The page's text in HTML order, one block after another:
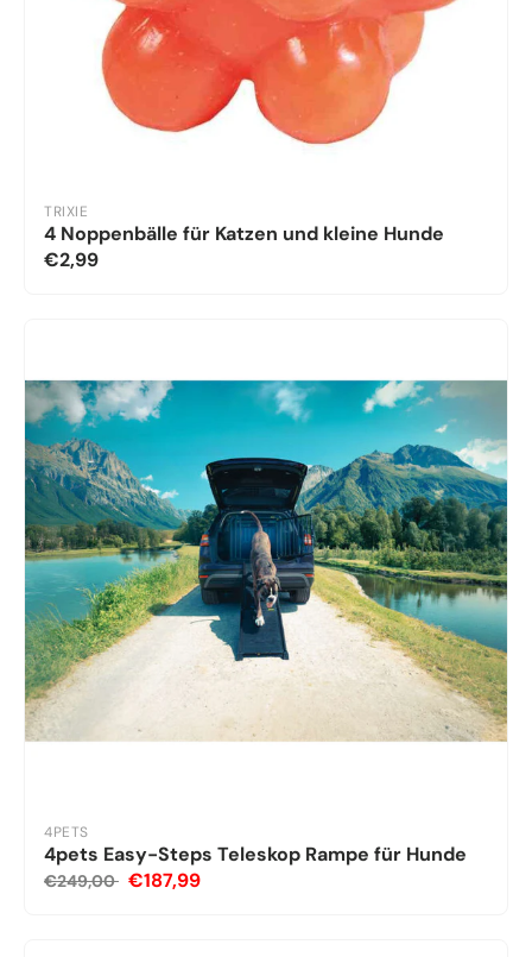
TRIXIE
4 Noppenbälle für Katzen und kleine Hunde
€2,99
4PETS
4pets Easy-Steps Teleskop Rampe für Hunde
€249,00 €187,99